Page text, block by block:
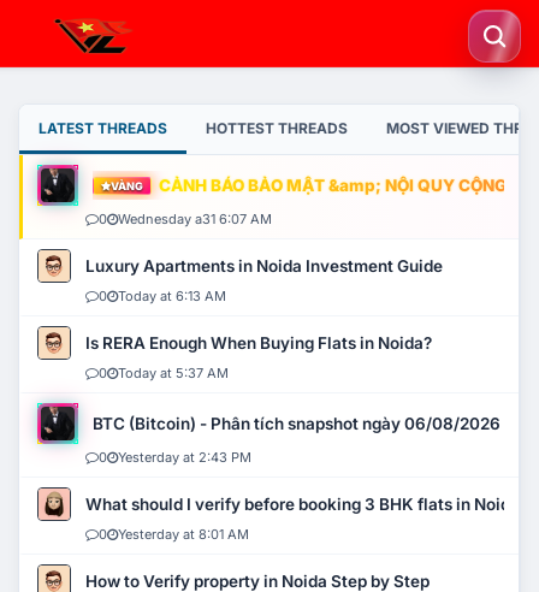
LATEST THREADS HOTTEST THREADS MOST VIEWED
VÀNG CẢNH BÁO BẢO MẬT &amp; NỘI QUY CỘNG
0 Wednesday a31 6:07 AM
Luxury Apartments in Noida Investment Guide
0 Today at 6:13 AM
Is RERA Enough When Buying Flats in Noida?
0 Today at 5:37 AM
BTC (Bitcoin) - Phân tích snapshot ngày 06/08/2026
0 Yesterday at 2:43 PM
What should I verify before booking 3 BHK flats in Noida?
0 Yesterday at 8:01 AM
How to Verify property in Noida Step by Step